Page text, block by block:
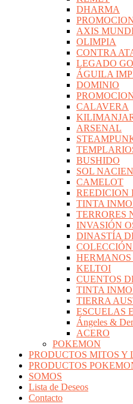
DHARMA
AXIS
OLIMPIA
CONTRA
LEGADO
ÁGUILA
DOMINIO
CALAVERA
ARSENAL
BUSHIDO
SOL
CAMELOT
REEDICION
TINTA
TERRORES
INVASIÓN
DINASTÍA
KELTOI
CUENTOS
TINTA
TIERRA
ESCUELAS
Ángeles &
ACERO
POKEMON
PRODUCTOS MITOS Y
PRODUCTOS
SOMOS
Lista de Deseos
Contacto